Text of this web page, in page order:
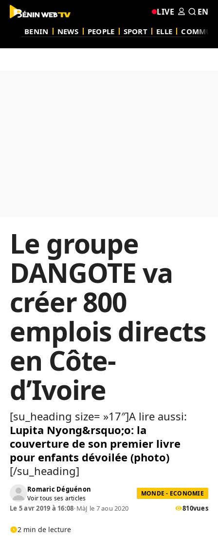
BENIN NEWS PEOPLE SPORT ELLE
LIVE EN
Le groupe
DANGOTE va
créer 800
emplois directs
en Côte-
d’Ivoire
[su_heading size= »17″]A lire aussi:
Lupita Nyong&rsquo;o: la
couverture de son premier livre
pour enfants dévoilée (photo)
[/su_heading]
Romaric Déguénon
Voir tous ses articles
MONDE - ECONOMIE
Le 5 avr 2019 à 16:08•MàJ le 7 aou 2020 810vues
2 min de lecture